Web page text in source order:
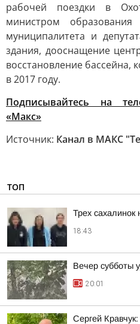
рабочей поездки в
министром
муниципалитета и
здания, дооснащение
восстановление бассейна,
в 2017 году.
Подписывайтесь на
«Макс»
Источник: Канал в МАКС
ТОП
Трех сахалинок
18:43
Вечер субботы
20:01
Сергей